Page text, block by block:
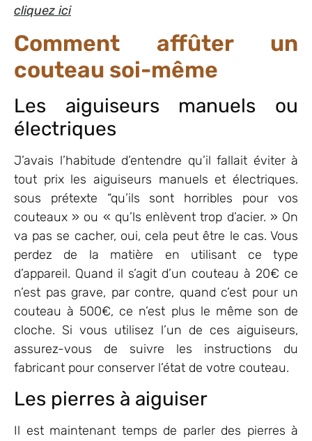
cliquez ici
Comment affûter un
couteau soi-même
Les aiguiseurs manuels ou
électriques
J’avais l’habitude d’entendre qu’il fallait éviter à
tout prix les aiguiseurs manuels et électriques.
sous prétexte “qu’ils sont horribles pour vos
couteaux » ou « qu’ls enlèvent trop d’acier. » On
va pas se cacher, oui, cela peut être le cas. Vous
perdez de la matière en utilisant ce type
d’appareil. Quand il s’agit d’un couteau à 20€ ce
n’est pas grave, par contre, quand c’est pour un
couteau à 500€, ce n’est plus le même son de
cloche. Si vous utilisez l’un de ces aiguiseurs,
assurez-vous de suivre les instructions du
fabricant pour conserver l’état de votre couteau.
Les pierres à aiguiser
Il est maintenant temps de parler des pierres à